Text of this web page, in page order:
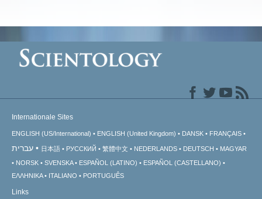
Internationale Sites
ENGLISH (US/International) ENGLISH (United Kingdom) DANSK FRANÇAIS
עברית 日本語 РУССКИЙ 繁體中文 NEDERLANDS DEUTSCH
MAGYAR
NORSK
SVENSKA ESPAÑOL (LATINO)
ESPAÑOL (CASTELLANO)
ΕΛΛΗΝΙΚA
ITALIANO PORTUGUÊS
Links